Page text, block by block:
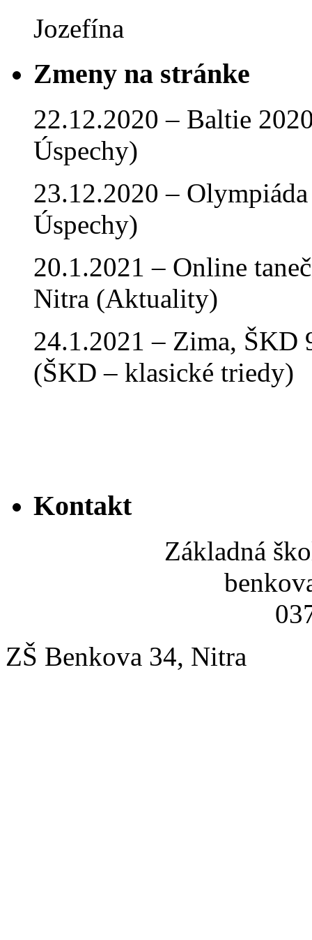
Jozefína
Zmeny na stránke
22.12.2020 – Baltie
Úspechy)
23.12.2020 –
Úspechy)
20.1.2021 – Online
Nitra (Aktuality)
24.1.2021 – Zima, ŠKD
(ŠKD – klasické triedy)
Kontakt
Základná
ZŠ Benkova 34, Nitra